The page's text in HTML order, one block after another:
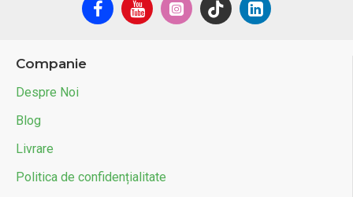
Companie
Despre Noi
Blog
Livrare
Politica de confidențialitate